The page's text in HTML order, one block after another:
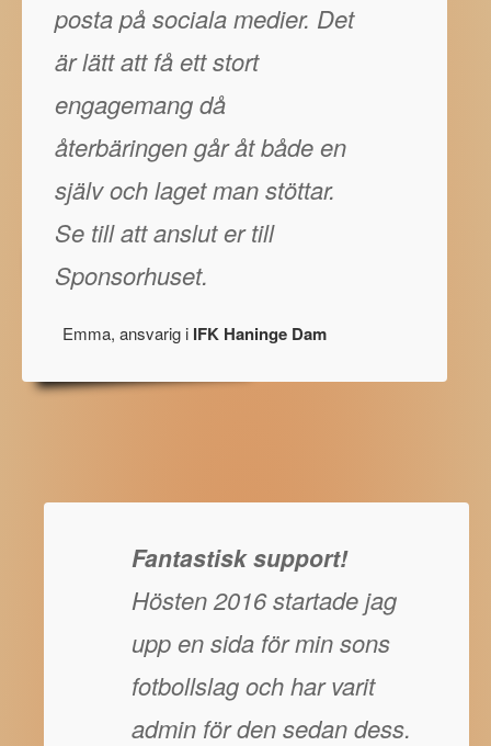
posta på sociala medier. Det
är lätt att få ett stort
engagemang då
återbäringen går åt både en
själv och laget man stöttar.
Se till att anslut er till
Sponsorhuset.
Emma, ansvarig i IFK Haninge Dam
Fantastisk support!
Hösten 2016 startade jag
upp en sida för min sons
fotbollslag och har varit
admin för den sedan dess.